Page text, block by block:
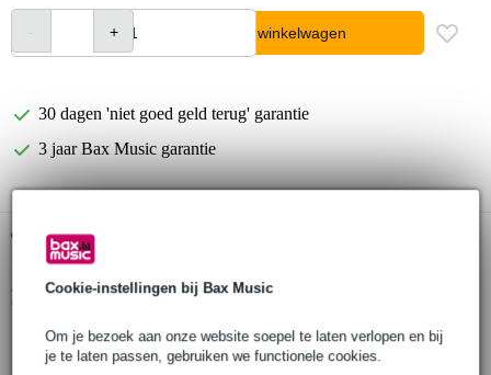
Cookie-instellingen bij Bax Music
Om je bezoek aan onze website soepel te laten verlopen en bij
je te laten passen, gebruiken we functionele cookies.
In winkelwagen
30 dagen 'niet goed geld terug' garantie
3 jaar Bax Music garantie
Gratis ophalen in de winkel
Productinformatie
drankhouder
klembereik: tot maximaal 40 mm